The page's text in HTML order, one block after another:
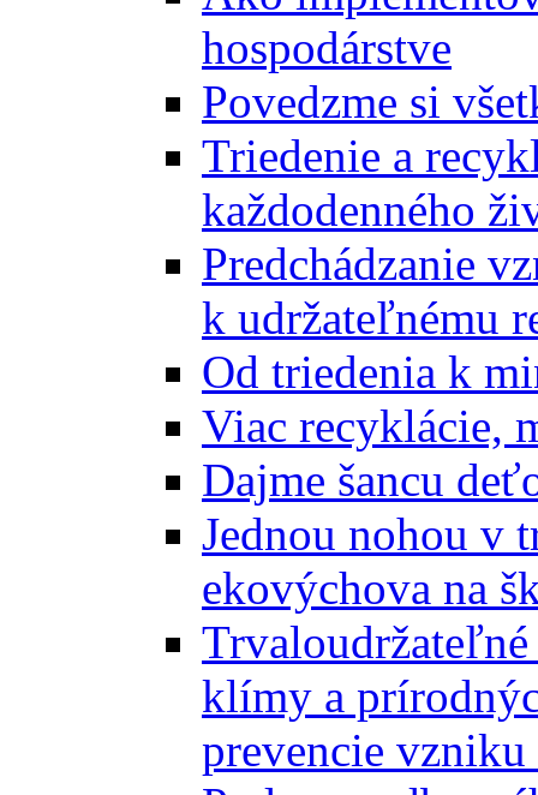
hospodárstve
Povedzme si
Triedenie a
každodenného
Predchádzanie
k udržateľnému
Od triedenia k
Viac recyklácie,
Dajme šancu
Jednou nohou v
ekovýchova na
klímy a
prevencie vzniku